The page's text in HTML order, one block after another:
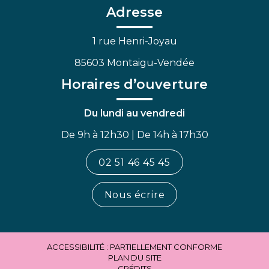
FacebookLinkedin
Adresse
1 rue Henri-Joyau
85603 Montaigu-Vendée
Horaires d’ouverture
Du lundi au vendredi
De 9h à 12h30 | De 14h à 17h30
02 51 46 45 45
Nous écrire
ACCESSIBILITÉ : PARTIELLEMENT CONFORME
PLAN DU SITE